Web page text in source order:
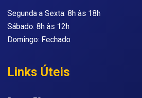
Segunda a Sexta: 8h às 18h
Sábado: 8h às 12h
Domingo: Fechado
Links Úteis